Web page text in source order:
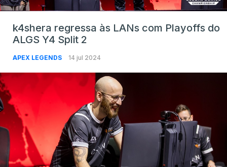
k4shera regressa às LANs com Playoffs do
ALGS Y4 Split 2
APEX LEGENDS 14 jul 2024